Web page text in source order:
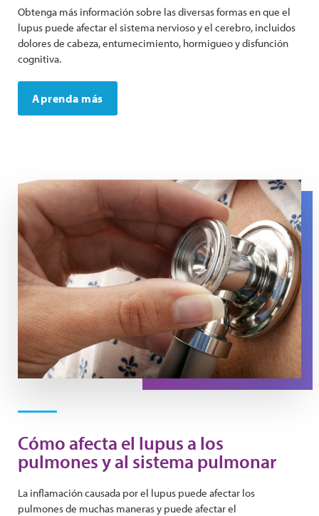
Obtenga más información sobre las diversas formas en que el
lupus puede afectar el sistema nervioso y el cerebro, incluidos
dolores de cabeza, entumecimiento, hormigueo y disfunción
cognitiva.
Aprenda más
A close up of a stethoscope on a chest
Cómo afecta el lupus a los
pulmones y al sistema pulmonar
La inflamación causada por el lupus puede afectar los
pulmones de muchas maneras y puede afectar el